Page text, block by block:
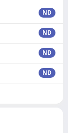
ND
ND
ND
ND